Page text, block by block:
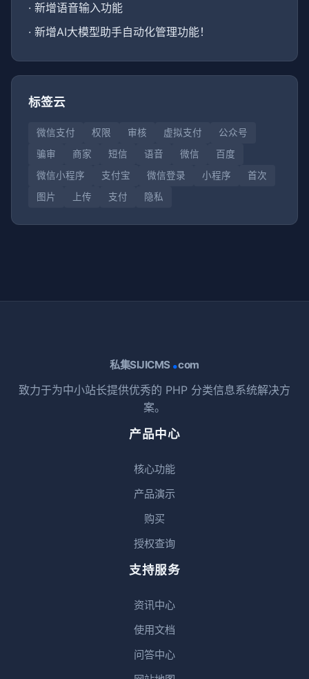
· 新增语音输入功能
· 新增AI大模型助手自动化管理功能！
标签云
微信支付 权限 审核 虚拟支付
公众号
骗审
商家 短信 语音 微信
百度
微信小程序
支付宝 微信登录 小程序
首次
图片
上传 支付 隐私
私集SIJICMS .com
致力于为中小站长提供优秀的 PHP 分类信息系统解决方
案。
产品中心
核心功能
产品演示
购买
授权查询
支持服务
资讯中心
使用文档
问答中心